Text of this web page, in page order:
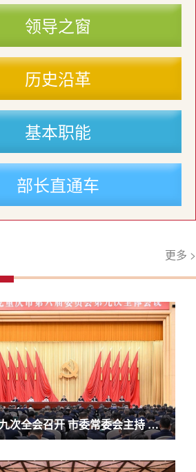
领导之窗
历史沿革
基本职能
部长直通车
更多 >
市委六届九次全会召开 市委常委会主持 市委书记袁家军讲话